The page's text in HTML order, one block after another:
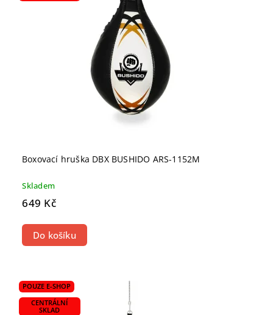
Boxovací hruška DBX BUSHIDO ARS-1152M
Skladem
649 Kč
Do košíku
POUZE E-SHOP
CENTRÁLNÍ
SKLAD